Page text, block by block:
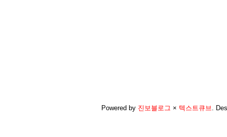
Powered by 진보블로그 × 텍스트큐브.